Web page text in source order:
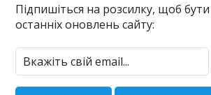
Підпишіться на розсилку, щоб бути
останніх оновлень сайту: